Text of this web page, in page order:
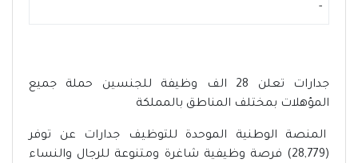
-
جدارات تعلن 28 الف وظيفة للجنسين حملة جميع
المؤهلات بمختلف المناطق بالمملكة
المنصة الوطنية الموحدة للتوظيف جدارات عن توفر
(28,779) فرصة وظيفية شاغرة ومتنوعة للرجال والنساء